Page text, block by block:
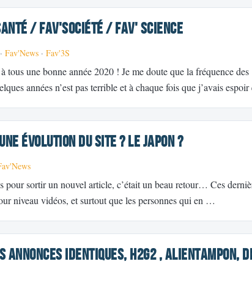
/ Fav'Société / Fav' Science
Fav'News · Fav'3S
tous une bonne année 2020 ! Je me doute que la fréquence des
années n’est pas terrible et à chaque fois que j’avais
évolution du site ? le japon ?
pour sortir un nouvel article, c’était un beau retour… Ces
niveau vidéos, et surtout que les personnes qui en …
annonces identiques, H2G2 , AlienTampon,